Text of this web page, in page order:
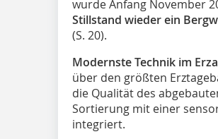
wurde Anfang November
Stillstand wieder ein
(S. 20).
Modernste Technik im
über den größten
die Qualität des
Sortierung mit einer
integriert.